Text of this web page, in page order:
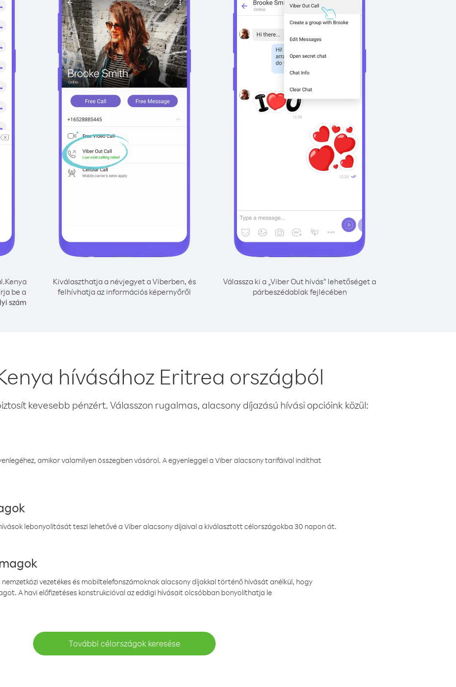
Kenya
be a
szám
Kiválaszthatja a névjegyet a Viberben, és
felhívhatja az információs képernyőről
Válassza ki a „Viber Out hívás” lehetőséget a
párbeszédablak fejlécében
hívásához Eritrea országból
kevesebb pénzért. Válasszon rugalmas, alacsony díjazású hívási opcióink közül:
amikor valamilyen összegben vásárol. A egyenleggel a Viber alacsony tarifáival indíthat
lebonyolítását teszi lehetővé a Viber alacsony díjaival a kiválasztott célországokba 30 napon át.
vezetékes és mobiltelefonszámoknak alacsony díjakkal történő hívását anélkül, hogy
A havi előfizetéses konstrukcióval az eddigi hívásait olcsóbban bonyolíthatja le
További célországok keresése